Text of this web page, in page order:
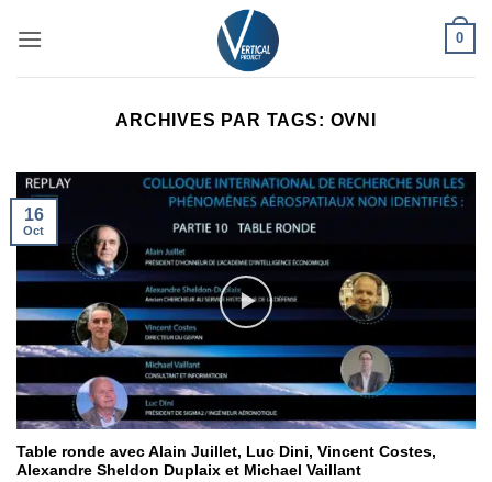
0
ARCHIVES PAR TAGS: OVNI
Table ronde avec Alain Juillet, Luc Dini, Vincent Costes,
Alexandre Sheldon Duplaix et Michael Vaillant
16
Oct